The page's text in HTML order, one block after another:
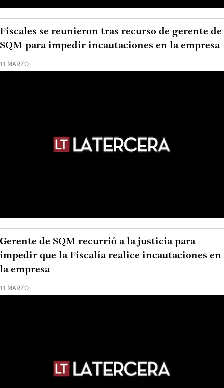
11 MARZO
Fiscales se reunieron tras recurso de gerente de
SQM para impedir incautaciones en la empresa
11 MARZO
Gerente de SQM recurrió a la justicia para
impedir que la Fiscalía realice incautaciones en
la empresa